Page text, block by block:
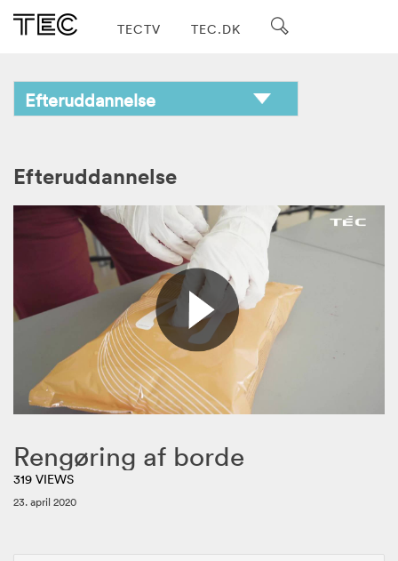
TECTV TEC.DK
Efteruddannelse
Rengøring af borde
319 VIEWS
23. april 2020